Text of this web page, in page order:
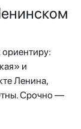
ориентиру:
и
Ленина,
Срочно —